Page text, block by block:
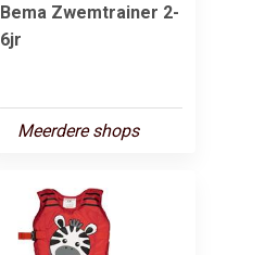
Bema Zwemtrainer 2-
6jr
Meerdere shops